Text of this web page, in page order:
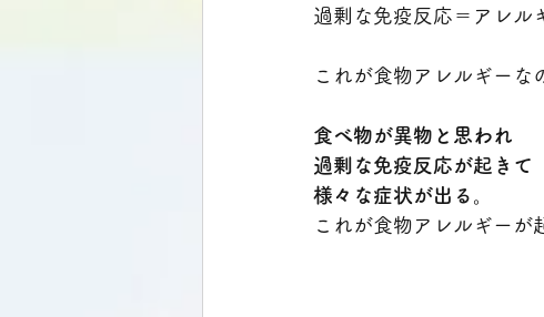
過剰な免疫反応＝アレル
これが食物アレルギーな
食べ物が異物と思われ
過剰な免疫反応が起きて
様々な症状が出る。
これが食物アレルギーが